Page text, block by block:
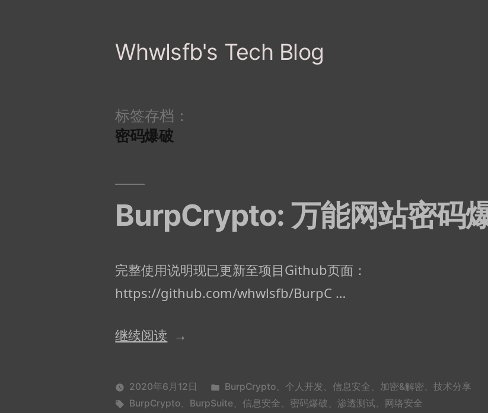
Whwlsfb's Tech Blog
标签存档：
密码爆破
BurpCrypto: 万能网站密码
完整使用说明现已更新至项目Github页面：
https://github.com/whwlsfb/BurpC …
继续阅读 “BurpCrypto:
能
网
2020年6月12日
发
布
BurpCrypto、个人开发、信息安全、 加密&解密、技术分享
标
BurpCrypto、 BurpSuite、信息安全、 密码爆破、渗透测试、 网络安全